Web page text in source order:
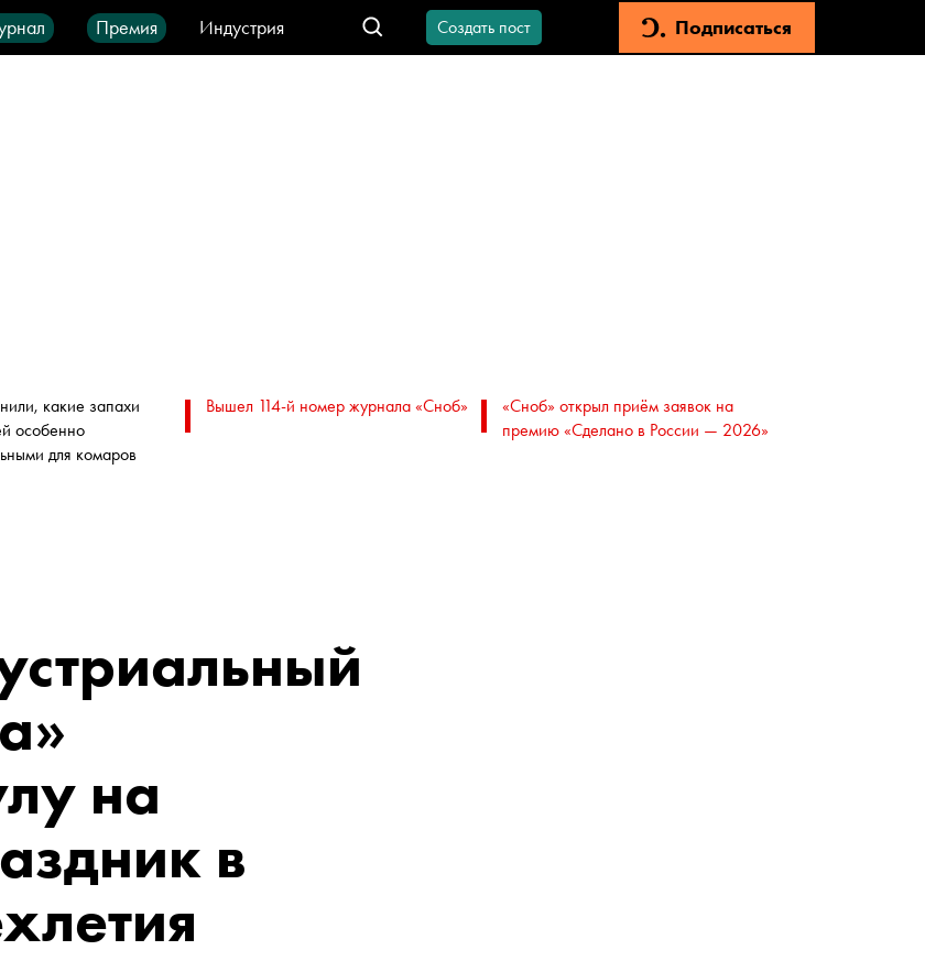
Премия
Индустрия
IT-продукты
Создать пост Подписаться
какие запахи
особенно
для комаров
Вышел 114-й номер журнала «Сноб»
«Сноб» открыл приём заявок на
премию «Сделано в России — 2026»
на
в